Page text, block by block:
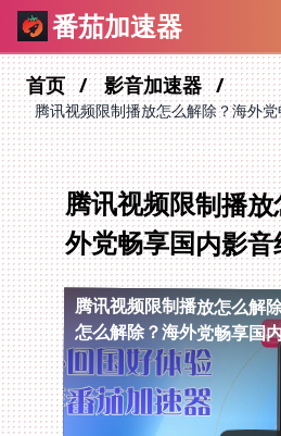
番茄加速器
首页 影音加速器
腾讯视频限制播放怎么解除？海外
腾讯视频限制播
外党畅享国内影
腾讯视频限制播放怎么解
怎么解除？海外党畅享国